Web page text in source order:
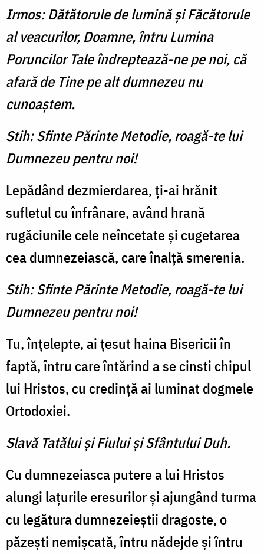
Irmos: Dătătorule de lumină şi Făcătorule
al veacurilor, Doamne, întru Lumina
Poruncilor Tale îndreptează-ne pe noi, că
afară de Tine pe alt dumnezeu nu
cunoaştem.
Stih: Sfinte Părinte Metodie, roagă-te lui
Dumnezeu pentru noi!
Lepădând dezmierdarea, ţi-ai hrănit
sufletul cu înfrânare, având hrană
rugăciunile cele neîncetate şi cugetarea
cea dumnezeiască, care înalţă smerenia.
Stih: Sfinte Părinte Metodie, roagă-te lui
Dumnezeu pentru noi!
Tu, înţelepte, ai ţesut haina Bisericii în
faptă, întru care întărind a se cinsti chipul
lui Hristos, cu credinţă ai luminat dogmele
Ortodoxiei.
Slavă Tatălui şi Fiului şi Sfântului Duh.
Cu dumnezeiasca putere a lui Hristos
alungi laţurile eresurilor şi ajungând turma
cu legătura dumnezeieştii dragoste, o
păzeşti nemişcată, întru nădejde şi întru